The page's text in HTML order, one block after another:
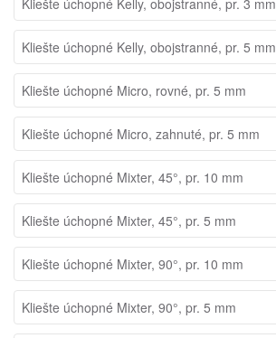
Kliešte úchopné Kelly, obojstranné, pr. 3 mm
Kliešte úchopné Kelly, obojstranné, pr. 5 mm
Kliešte úchopné Micro, rovné, pr. 5 mm
Kliešte úchopné Micro, zahnuté, pr. 5 mm
Kliešte úchopné Mixter, 45°, pr. 10 mm
Kliešte úchopné Mixter, 45°, pr. 5 mm
Kliešte úchopné Mixter, 90°, pr. 10 mm
Kliešte úchopné Mixter, 90°, pr. 5 mm